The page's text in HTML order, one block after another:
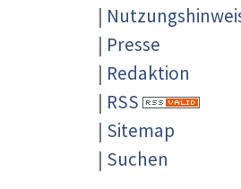
|
| Presse
| Redaktion
| RSS
| Sitemap
| Suchen